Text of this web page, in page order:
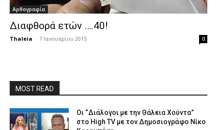
Αρθογραφία
Διαφθορά ετών ….40!
Thaleia - 7 Ιανουαρίου 2015 0
MOST READ
Οι “Διάλογοι με την Θάλεια Χούντα”
στο High TV με τον Δημοσιογράφο Νίκο